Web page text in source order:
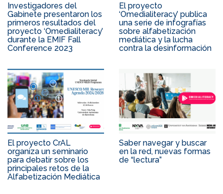
Investigadores del
Gabinete presentaron los
primeros resultados del
proyecto ‘Omedialiteracy’
durante la EMIF Fall
Conference 2023
El proyecto
‘Omedialiteracy’ publica
una serie de infografías
sobre alfabetización
mediática y la lucha
contra la desinformación
El proyecto CrAL
organiza un seminario
para debatir sobre los
principales retos de la
Alfabetización Mediática
Saber navegar y buscar
en la red, nuevas formas
de “lectura”